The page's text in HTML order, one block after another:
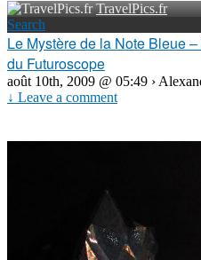
TravelPics.fr
Search
Le Mystère de la Note Bleue
du Futuroscope
août 10th, 2009 @ 05:49 ›
↓ Leave a comment